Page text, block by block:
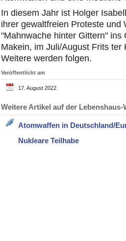
In diesem Jahr ist Holger
ihrer gewaltfreien Proteste und
"Mahnwache hinter Gittern"
Makein, im Juli/August Frits
Weitere werden folgen.
Veröffentlicht am
17. August 2022
Weitere Artikel auf der
Atomwaffen in Deutschland/
Nukleare Teilhabe